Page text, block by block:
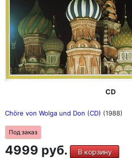
CD
Chöre von Wolga und Don (CD) (1988)
Под заказ
4999 руб. В корзину